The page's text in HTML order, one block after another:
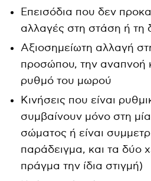
Επεισόδια που δεν
αλλαγές στη στάση ή τη
Αξιοσημείωτη αλλαγή
προσώπου, την αναπνοή
ρυθμό του μωρού
Κινήσεις που είναι
συμβαίνουν μόνο στη
σώματος ή είναι
παράδειγμα, και τα δύο
πράγμα την ίδια στιγμή)